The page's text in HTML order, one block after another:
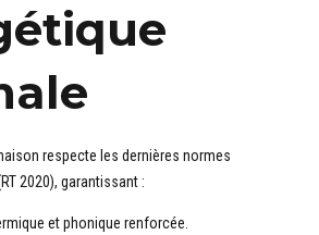
respecte les dernières normes
2020), garantissant :
et phonique renforcée.